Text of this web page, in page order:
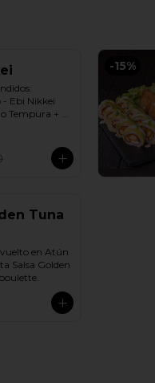
- Ebi Nikkei
Tempura + 3
-15%
Tuna
en Atún
Salsa Golden